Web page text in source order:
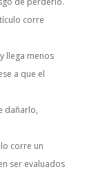
corre
llega menos
a que el
dañarlo,
corre un
ser evaluados